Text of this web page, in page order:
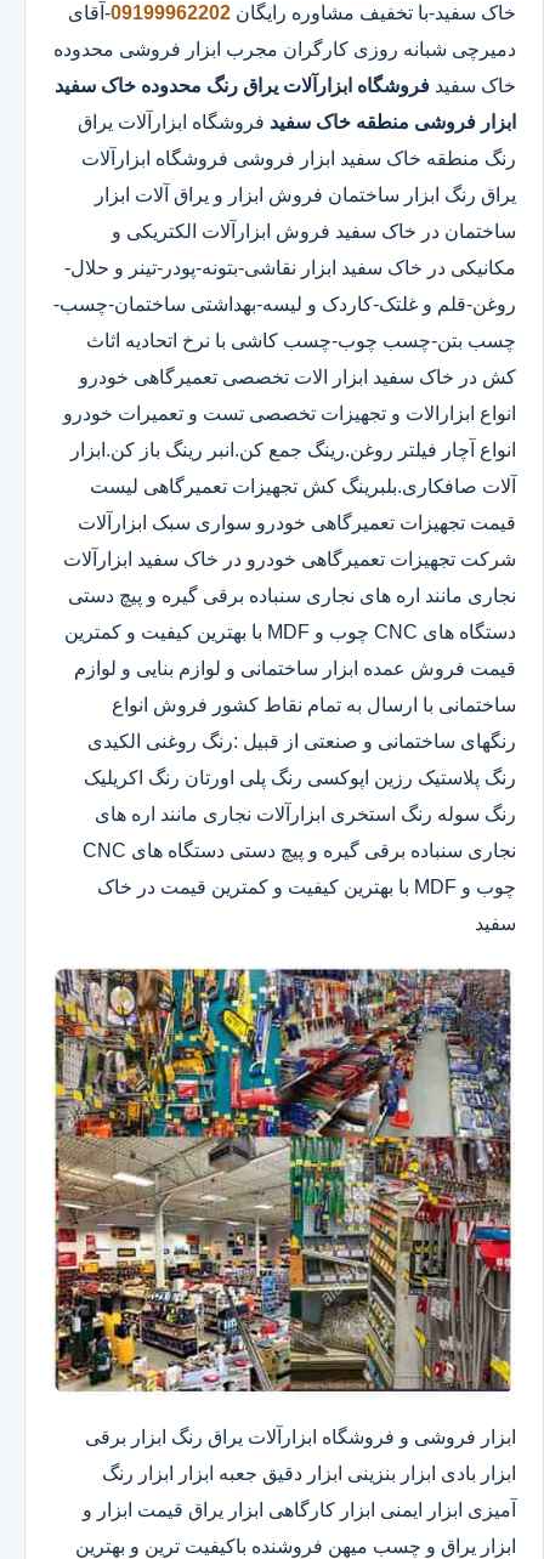
خاک سفید-با تخفیف مشاوره رایگان 09199962202-آقای
دمیرچی شبانه روزی کارگران مجرب ابزار فروشی محدوده
خاک سفید فروشگاه ابزارآلات یراق رنگ محدوده خاک سفید
ابزار فروشی منطقه خاک سفید فروشگاه ابزارآلات یراق
رنگ منطقه خاک سفید ابزار فروشی فروشگاه ابزارآلات
یراق رنگ ابزار ساختمان فروش ابزار و یراق آلات ابزار
ساختمان در خاک سفید فروش ابزارآلات الکتریکی و
مکانیکی در خاک سفید ابزار نقاشی-بتونه-پودر-تینر و حلال-
روغن-قلم و غلتک-کاردک و لیسه-بهداشتی ساختمان-چسب-
چسب بتن-چسب چوب-چسب کاشی با نرخ اتحادیه اثاث
کش در خاک سفید ابزار الات تخصصی تعمیرگاهی خودرو
انواع ابزارالات و تجهیزات تخصصی تست و تعمیرات خودرو
انواع آچار فیلتر روغن.رینگ جمع کن.انبر رینگ باز کن.ابزار
آلات صافکاری.بلبرینگ کش تجهیزات تعمیرگاهی لیست
قیمت تجهیزات تعمیرگاهی خودرو سواری سبک ابزارآلات
شرکت تجهیزات تعمیرگاهی خودرو در خاک سفید ابزارآلات
نجاری مانند اره های نجاری سنباده برقی گیره و پیچ دستی
دستگاه های CNC چوب و MDF با بهترین کیفیت و کمترین
قیمت فروش عمده ابزار ساختمانی و لوازم بنایی و لوازم
ساختمانی با ارسال به تمام نقاط کشور فروش انواع
رنگهای ساختمانی و صنعتی از قبیل :رنگ روغنی الکیدی
رنگ پلاستیک رزین اپوکسی رنگ پلی اورتان رنگ اکریلیک
رنگ سوله رنگ استخری ابزارآلات نجاری مانند اره های
نجاری سنباده برقی گیره و پیچ دستی دستگاه های CNC
چوب و MDF با بهترین کیفیت و کمترین قیمت در خاک
سفید
ابزار فروشی و فروشگاه ابزارآلات یراق رنگ ابزار برقی
ابزار بادی ابزار بنزینی ابزار دقیق​ جعبه ابزار ابزار رنگ
آمیزی ابزار ایمنی ابزار کارگاهی ابزار یراق قیمت ابزار و
ابزار یراق و چسب میهن فروشنده باکیفیت ترین و بهترین